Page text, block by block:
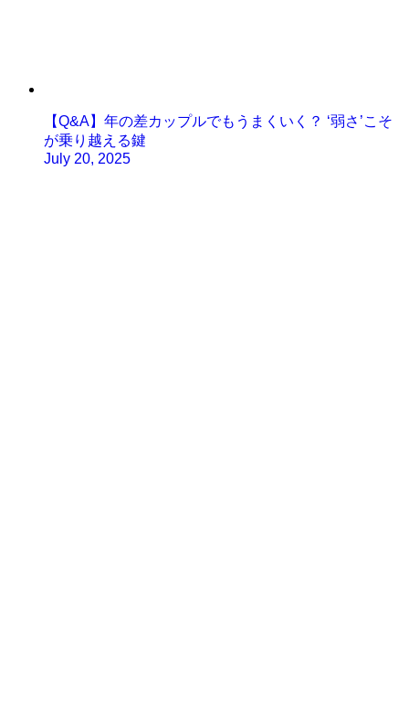
【Q&A】年の差カップルでもうまくいく？ ‘弱さ’こそ
が乗り越える鍵
July 20, 2025